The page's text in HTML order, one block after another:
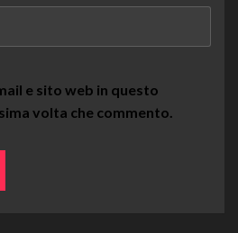
e sito web in questo
volta che commento.